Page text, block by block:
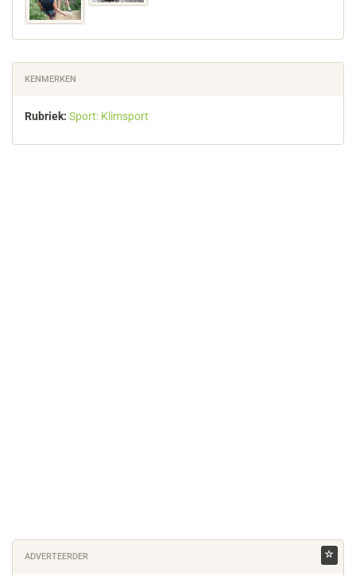
KENMERKEN
Rubriek: Sport: Klimsport
ADVERTEERDER